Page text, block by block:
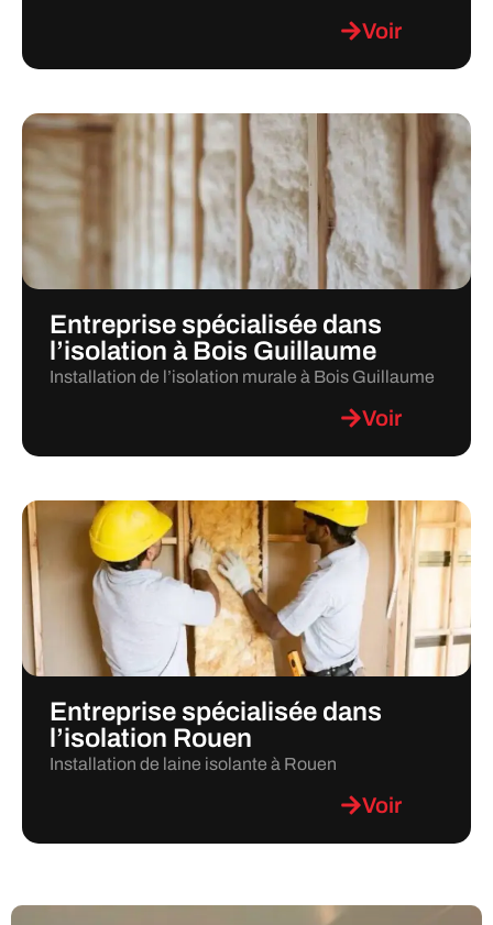
Voir
Entreprise spécialisée dans
l’isolation à Bois Guillaume
Installation de l’isolation murale à Bois Guillaume
Voir
Entreprise spécialisée dans
l’isolation Rouen
Installation de laine isolante à Rouen
Voir